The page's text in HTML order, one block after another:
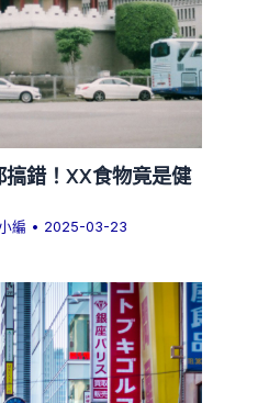
錯！XX食物竟是健
編 • 2025-03-23